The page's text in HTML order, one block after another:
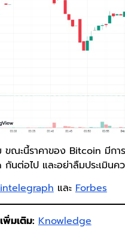
ขณะนี้ราคาของ Bitcoin มีก
นต่อไป และอย่าลืมประเมินค
และForbes
พิ่มเติม: Knowledge